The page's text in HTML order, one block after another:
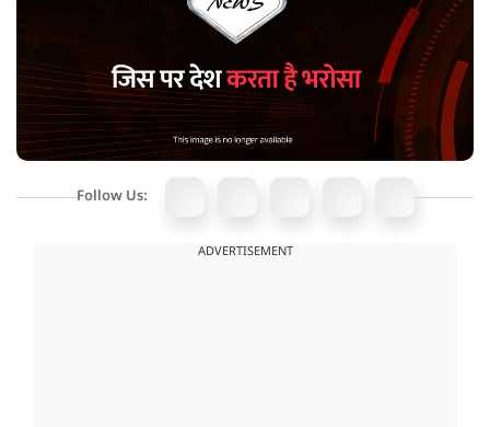
Follow Us:
ADVERTISEMENT